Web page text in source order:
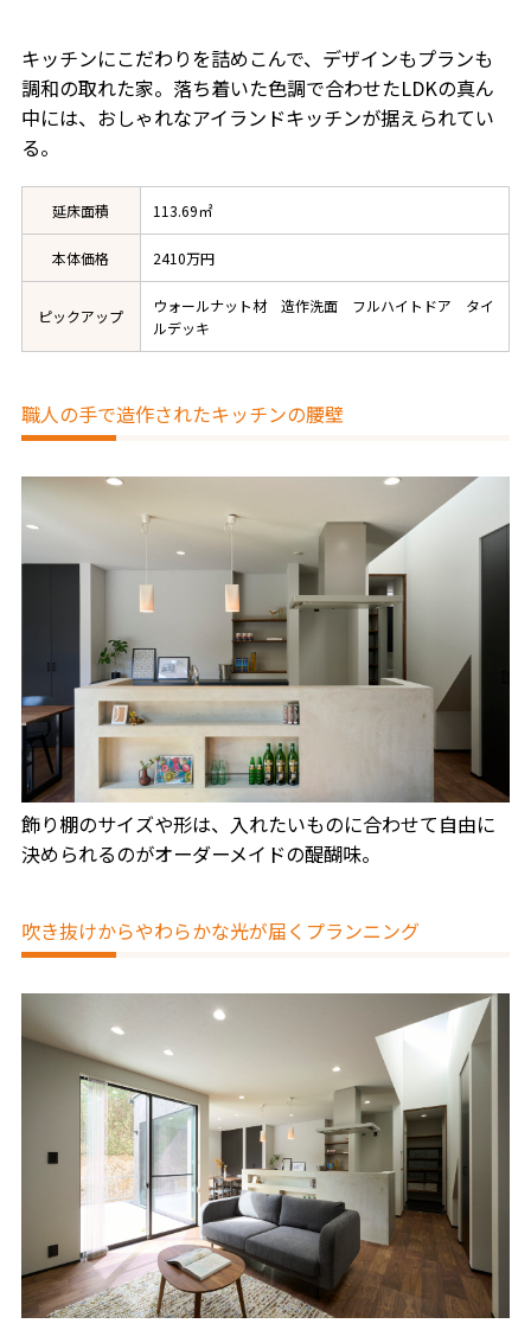
キッチンにこだわりを詰めこんで、デザインもプランも
調和の取れた家。落ち着いた色調で合わせたLDKの真ん
中には、おしゃれなアイランドキッチンが据えられてい
る。
延床面積 113.69㎡
本体価格 2410万円
ピックアップ
ウォールナット材 造作洗面 フルハイトドア タイ
ルデッキ
職人の手で造作されたキッチンの腰壁
飾り棚のサイズや形は、入れたいものに合わせて自由に
決められるのがオーダーメイドの醍醐味。
吹き抜けからやわらかな光が届くプランニング